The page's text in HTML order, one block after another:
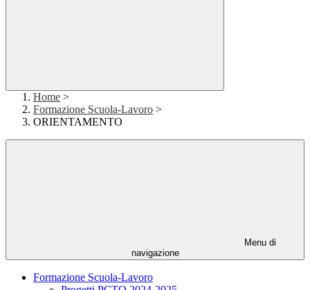
Home >
Formazione Scuola-Lavoro >
ORIENTAMENTO
Menu di
navigazione
Formazione Scuola-Lavoro